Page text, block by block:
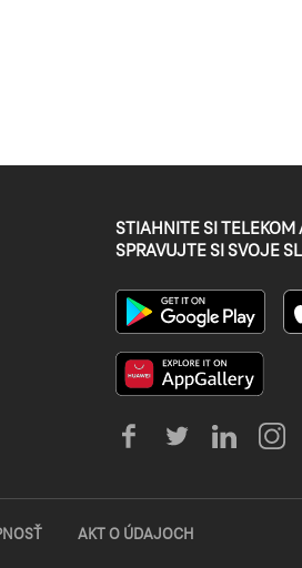
STIAHNITE SI TELEKOM
SPRAVUJTE SI SVOJE
AKT O ÚDAJOCH